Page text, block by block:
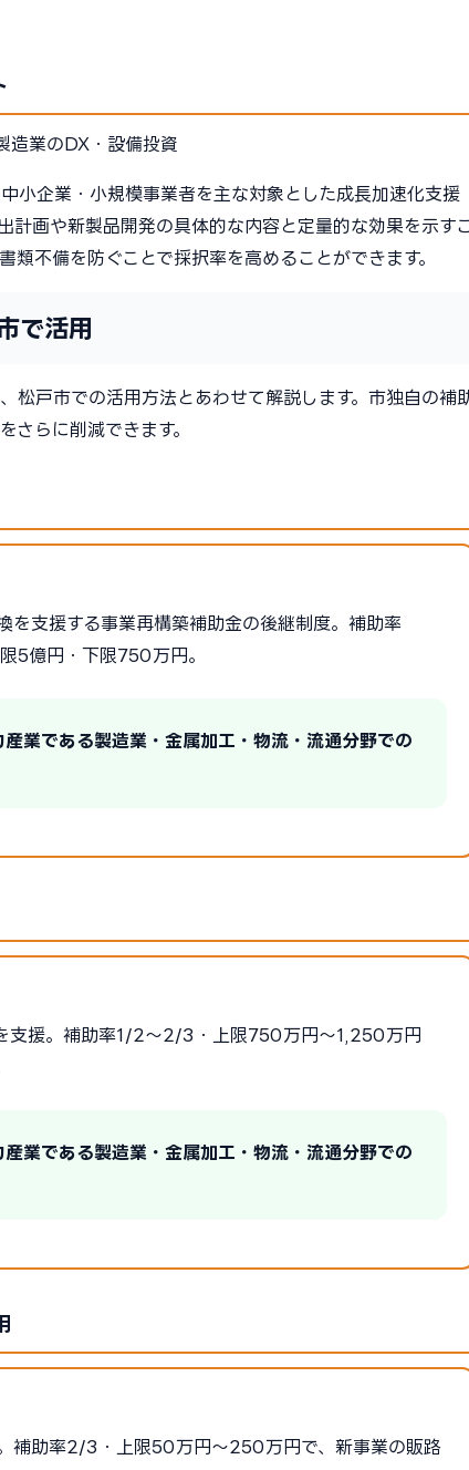
造業のDX・設備投資
小企業・小規模事業者を主な対象とした成長加速化支援
計画や新製品開発の具体的な内容と定量的な効果を示す
不備を防ぐことで採択率を高めることができます。
で活用
松戸市での活用方法とあわせて解説します。市独自の補
さらに削減できます。
を支援する事業再構築補助金の後継制度。補助率
5億円・下限750万円。
業である製造業・金属加工・物流・流通分野での
支援。補助率1/2〜2/3・上限750万円〜1,250万円
業である製造業・金属加工・物流・流通分野での
補助率2/3・上限50万円〜250万円で、新事業の販路